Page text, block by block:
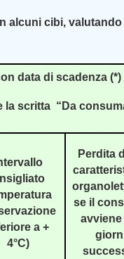
alcuni cibi,
data di scadenza (*)
la scritta “Da
a +
4°C)
Perdita
se il
avviene